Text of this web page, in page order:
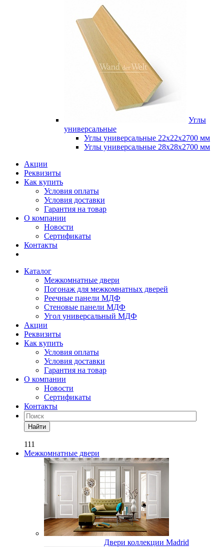
Углы
универсальные
Углы универсальные 22х22х2700 мм
Углы универсальные 28х28х2700 мм
Акции
Реквизиты
Как купить
Условия оплаты
Условия доставки
Гарантия на товар
О компании
Новости
Сертификаты
Контакты
Каталог
Межкомнатные двери
Погонаж для межкомнатных дверей
Реечные панели МДФ
Стеновые панели МДФ
Угол универсальный МДФ
Акции
Реквизиты
Как купить
Условия оплаты
Условия доставки
Гарантия на товар
О компании
Новости
Сертификаты
Контакты
Найти
111
Межкомнатные двери
Двери коллекции Madrid